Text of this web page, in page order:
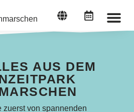
AUS DEM
zuerst von spannenden